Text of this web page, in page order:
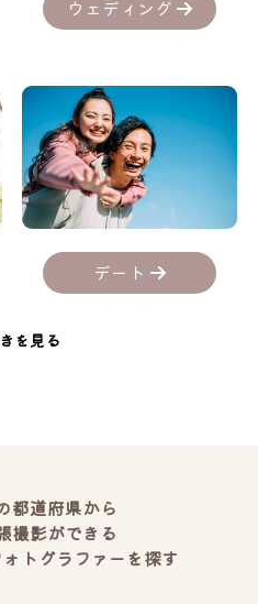
ウェディング
デート
を見る
都道府県から
撮影ができる
トグラファーを探す